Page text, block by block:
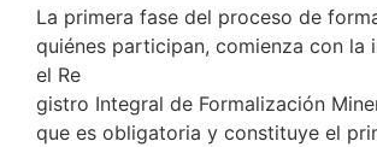
La primera fase del proceso de
quiénes participan, comienza con la
el Re
gistro Integral de Formalización
que es obligatoria y constituye el